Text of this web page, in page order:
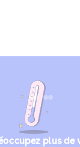
plus de